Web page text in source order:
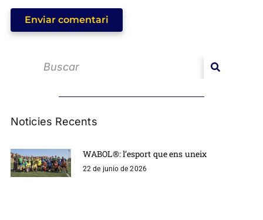
Enviar comentari
Noticies Recents
WABOL®: l’esport que ens uneix
22 de junio de 2026